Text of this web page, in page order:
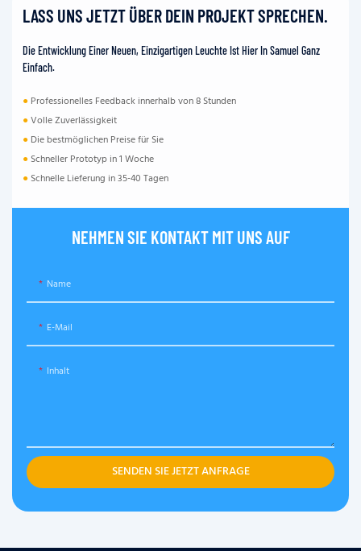
LASS UNS JETZT ÜBER DEIN PROJEKT SPRECHEN.
Die Entwicklung Einer Neuen, Einzigartigen Leuchte Ist Hier In Samuel Ganz
Einfach.
● Professionelles Feedback innerhalb von 8 Stunden
●Volle Zuverlässigkeit
● Die bestmöglichen Preise für Sie
● Schneller Prototyp in 1 Woche
● Schnelle Lieferung in 35-40 Tagen
NEHMEN SIE KONTAKT MIT UNS AUF
Name
E-Mail
Inhalt
SENDEN SIE JETZT ANFRAGE